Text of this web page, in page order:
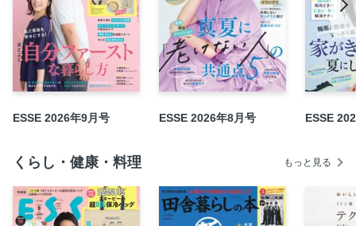
ESSEベストフレンズ101新メンバー募集します！
市瀬悦子さんのナス・トマト・ズッキーニでつくるイチオシ
夏レシピ
今どき帰省事情
OURHOME EmiのLike meでいこう 〈連載〉
B-Flow Marikoさんの心も体も癒やされる ながらヨガ 〈連
こんまりさんのお悩み片づけ術 〈連載〉
免許皆伝！笠原将弘のおかず道場
ランクアップキッチン
ESSE 2026年9月号 ESSE 2026年8月号 ESSE
くらし・健康・料理 もっと見る